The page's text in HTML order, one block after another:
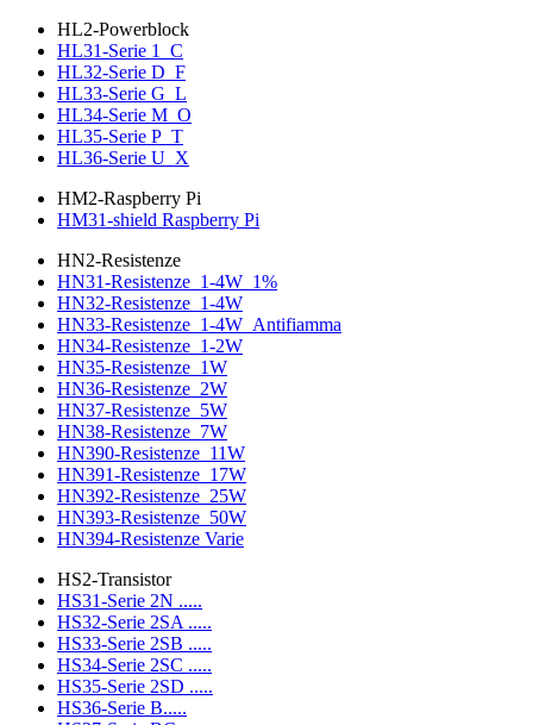
HL2-Powerblock
HL31-Serie 1_C
HL32-Serie D_F
HL33-Serie G_L
HL34-Serie M_O
HL35-Serie P_T
HL36-Serie U_X
HM2-Raspberry Pi
HM31-shield Raspberry Pi
HN2-Resistenze
HN31-Resistenze_1-4W_1%
HN32-Resistenze_1-4W
HN33-Resistenze_1-4W_Antifiamma
HN34-Resistenze_1-2W
HN35-Resistenze_1W
HN36-Resistenze_2W
HN37-Resistenze_5W
HN38-Resistenze_7W
HN390-Resistenze_11W
HN391-Resistenze_17W
HN392-Resistenze_25W
HN393-Resistenze_50W
HN394-Resistenze Varie
HS2-Transistor
HS31-Serie 2N .....
HS32-Serie 2SA .....
HS33-Serie 2SB .....
HS34-Serie 2SC .....
HS35-Serie 2SD .....
HS36-Serie B.....